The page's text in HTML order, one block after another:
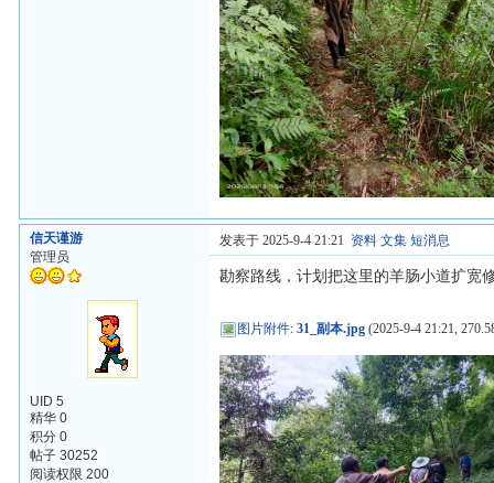
信天谨游
管理员
UID 5
精华 0
积分 0
帖子 30252
阅读权限 200
发表于 2025-9-4 21:21 资料 文集 短消息
勘察路线，计划把这里的羊肠小道扩宽
图片附件:31_副本.jpg (2025-9-4 21:21,